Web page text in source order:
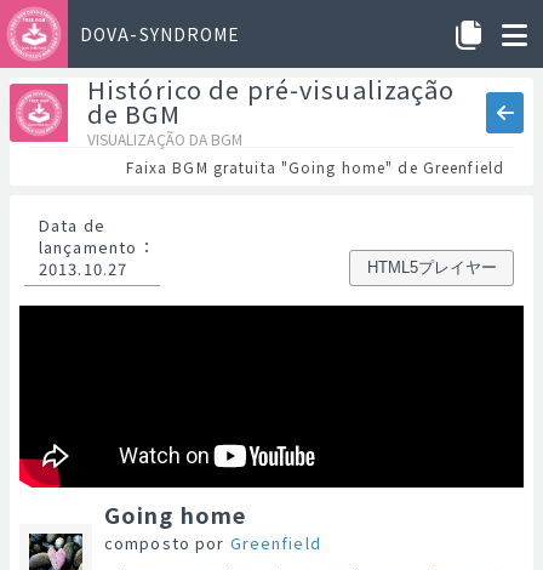
DOVA-SYNDROME
Histórico de pré-visualização
de BGM
VISUALIZAÇÃO DA BGM
Faixa BGM gratuita "Going home" de Greenfield
Data de
lançamento ：
2013.10.27
HTML5プレイヤー
Going home
composto por Greenfield